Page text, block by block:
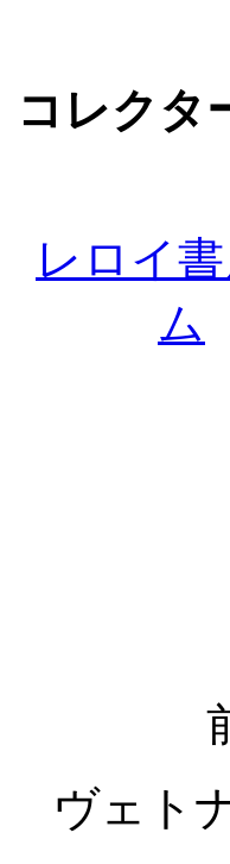
コレクタ
レロイ
ム
ヴェト